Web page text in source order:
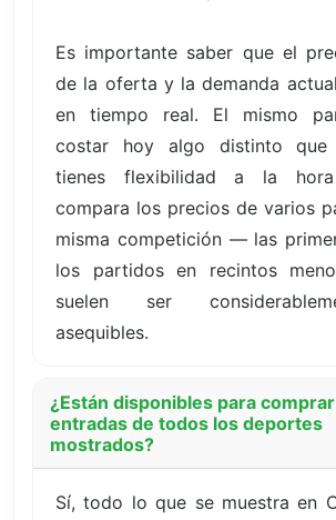
Es importante saber que el
de la oferta y la demanda
en tiempo real. El mismo
costar hoy algo distinto que
tienes flexibilidad a la
compara los precios de varios
misma competición — las
los partidos en recintos
suelen ser
asequibles.
¿Están disponibles para
entradas de todos los deportes
mostrados?
Sí, todo lo que se muestra en